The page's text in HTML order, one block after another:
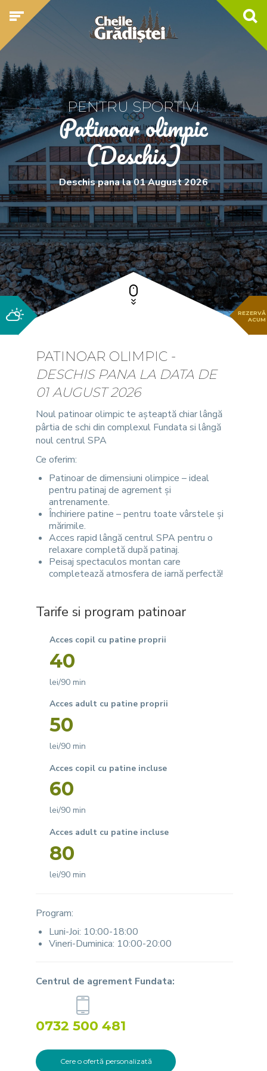
REZERVĂ
ACUM
PENTRU SPORTIVI
Patinoar olimpic
(Deschis)
Deschis pana la 01 August 2026
PATINOAR OLIMPIC -
DESCHIS PANA LA DATA DE
01 AUGUST 2026
Noul patinoar olimpic te așteaptă chiar lângă
pârtia de schi din complexul Fundata si lângă
noul centrul SPA
Ce oferim:
Patinoar de dimensiuni olimpice – ideal
pentru patinaj de agrement și
antrenamente.
Închiriere patine – pentru toate vârstele și
mărimile.
Acces rapid lângă centrul SPA pentru o
relaxare completă după patinaj.
Peisaj spectaculos montan care
completează atmosfera de iarnă perfectă!
Tarife si program patinoar
Acces copil cu patine proprii
40
lei/90 min
Acces adult cu patine proprii
50
lei/90 min
Acces copil cu patine incluse
60
lei/90 min
Acces adult cu patine incluse
80
lei/90 min
Program:
Luni-Joi: 10:00-18:00
Vineri-Duminica: 10:00-20:00
Centrul de agrement Fundata:
0732 500 481
Cere o ofertă personalizată